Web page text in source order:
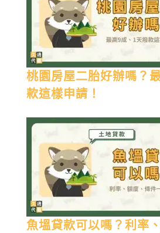
桃園房屋二胎好辦嗎？
款這樣申請！
魚塭貸款可以嗎？利率